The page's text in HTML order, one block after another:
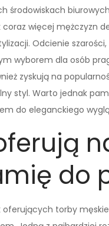
środowiskach
więcej mężczyzn
Odcienie
wyborem dla osób
zyskują na
styl. Warto jednak
do eleganckiego
do
torby